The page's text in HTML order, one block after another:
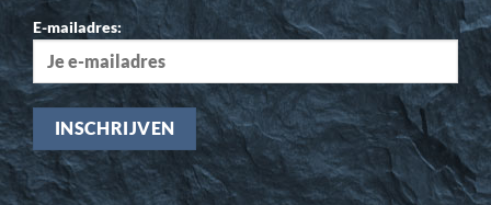
E-mailadres: